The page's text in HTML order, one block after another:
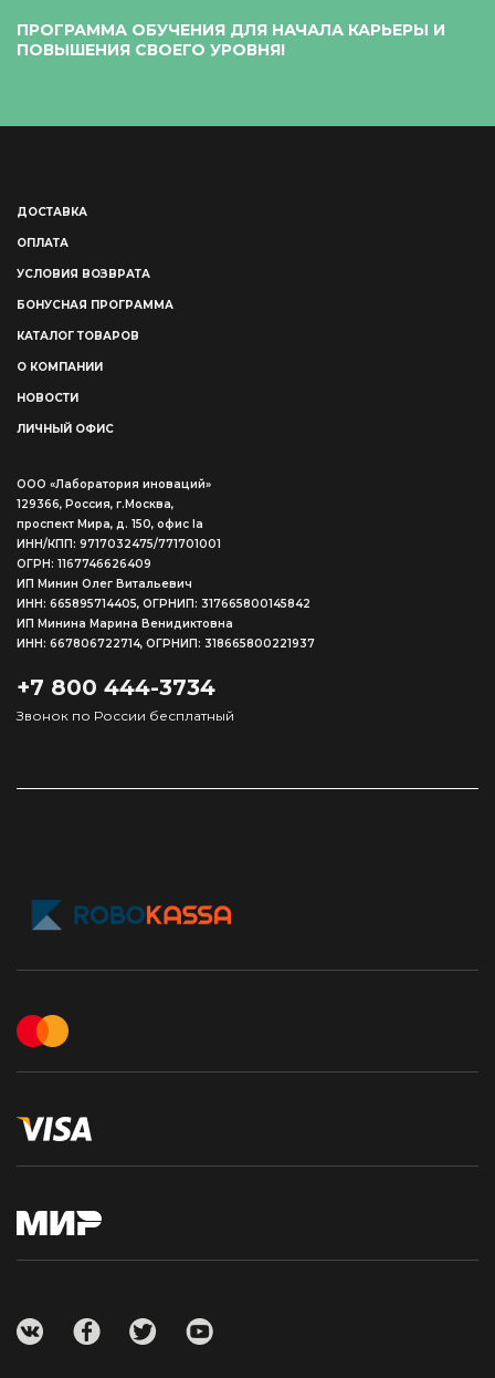
ПРОГРАММА ОБУЧЕНИЯ ДЛЯ НАЧАЛА КАРЬЕРЫ И
ПОВЫШЕНИЯ СВОЕГО УРОВНЯ!
ДОСТАВКА
ОПЛАТА
УСЛОВИЯ ВОЗВРАТА
БОНУСНАЯ ПРОГРАММА
КАТАЛОГ ТОВАРОВ
О КОМПАНИИ
НОВОСТИ
ЛИЧНЫЙ ОФИС
ООО «Лаборатория иноваций»
129366, Россия, г.Москва,
проспект Мира, д. 150, офис Ia
ИНН/КПП: 9717032475/771701001
ОГРН: 1167746626409
ИП Минин Олег Витальевич
ИНН: 665895714405, ОГРНИП: 317665800145842
ИП Минина Марина Венидиктовна
ИНН: 667806722714, ОГРНИП: 318665800221937
+7 800 444-3734
Звонок по России бесплатный